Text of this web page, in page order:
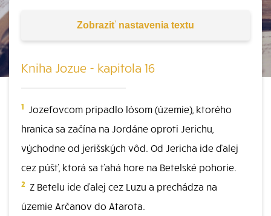
Zobraziť nastavenia textu
Kniha Jozue - kapitola 16
1 Jozefovcom pripadlo lósom (územie), ktorého
hranica sa začína na Jordáne oproti Jerichu,
východne od jerišských vôd. Od Jericha ide ďalej
cez púšť, ktorá sa ťahá hore na Betelské pohorie.
2 Z Betelu ide ďalej cez Luzu a prechádza na
územie Arčanov do Atarota.